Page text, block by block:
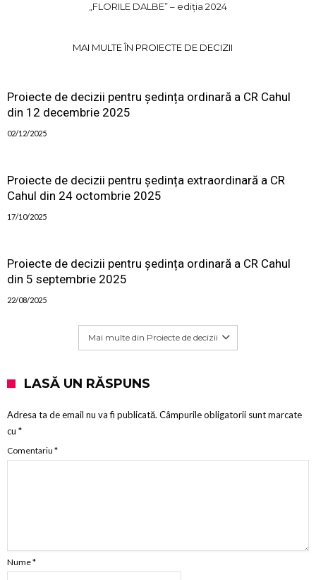
„FLORILE DALBE” – ediția 2024
MAI MULTE ÎN PROIECTE DE DECIZII
Proiecte de decizii pentru ședința ordinară a CR Cahul
din 12 decembrie 2025
02/12/2025
Proiecte de decizii pentru ședința extraordinară a CR
Cahul din 24 octombrie 2025
17/10/2025
Proiecte de decizii pentru ședința ordinară a CR Cahul
din 5 septembrie 2025
22/08/2025
Mai multe din Proiecte de decizii
LASĂ UN RĂSPUNS
Adresa ta de email nu va fi publicată. Câmpurile obligatorii sunt marcate
cu *
Comentariu *
Nume*